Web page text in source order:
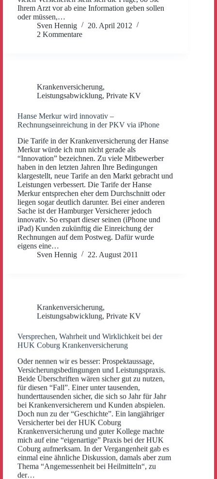
Ihrem Arzt vor ab eine Information geben sollen
oder müssen,…
Sven Hennig
20. April 2012
2 Kommentare
Krankenversicherung,
Leistungsabwicklung, Private KV
Hanse Merkur wird innovativ –
Rechnungseinreichung in der PKV via iPhone
Die Tarife in der Krankenversicherung der Hanse
Merkur würde ich nun nicht gerade als
“Innovation” bezeichnen. Zu viele Mitbewerber
haben in den letzten Jahren Ihre Bedingungen
klargestellt, neue Tarife an den Markt gebracht und
Leistungen verbessert. Die Tarife der Hanse
Merkur entsprechen eher dem Durchschnitt oder
liegen sogar deutlich darunter. Bei einer anderen
Sache ist der Hamburger Versicherer jedoch
innovativ. So erspart dieser seinen (iPhone und
iPad) Kunden zukünftig die Einreichung der
Rechnungen auf dem Postweg. Dafür wurde
eigens eine…
Sven Hennig
22. August 2011
Krankenversicherung,
Leistungsabwicklung, Private KV
Versprechen, Wahrheit und Wirklichkeit bei der
HUK Coburg Krankenversicherung
Oder nennen wir es besser: Prospektaussage,
Versicherungsbedingungen und Leistungspraxis.
Beide Überschriften wären sicher gut zu nutzen,
für diesen “Fall”. Einer unter tausenden,
hunderttausenden sicher, die sich so Jahr für Jahr
bei Krankenversicherern und Kunden abspielen.
Doch nun zu der “Geschichte”. Ein langjähriger
Versicherter bei der HUK Coburg
Krankenversicherung und guter Kollege machte
mich auf eine “eigenartige” Praxis bei der HUK
Coburg aufmerksam. In der Vergangenheit gab es
einmal eine ähnliche Diskussion, damals aber zum
Thema “Angemessenheit bei Heilmitteln“, zu
der…